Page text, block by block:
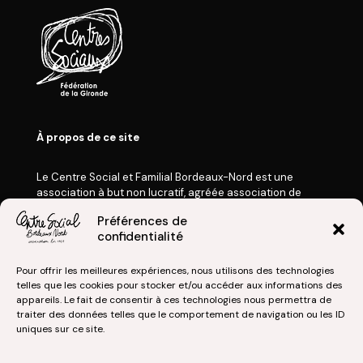
Préférences de
confidentialité
Pour offrir les meilleures expériences, nous utilisons des technologies
telles que les cookies pour stocker et/ou accéder aux informations des
appareils. Le fait de consentir à ces technologies nous permettra de
traiter des données telles que le comportement de navigation ou les ID
uniques sur ce site.
À propos de ce site
Le Centre Social et Familial Bordeaux-Nord est une
association à but non lucratif, agréée association de
Fédération des Centres Sociaux de France et
de la Fédération des Centres Sociaux de la Gironde.
Nos Actualités
Mentions légales
Politique de confidentialité